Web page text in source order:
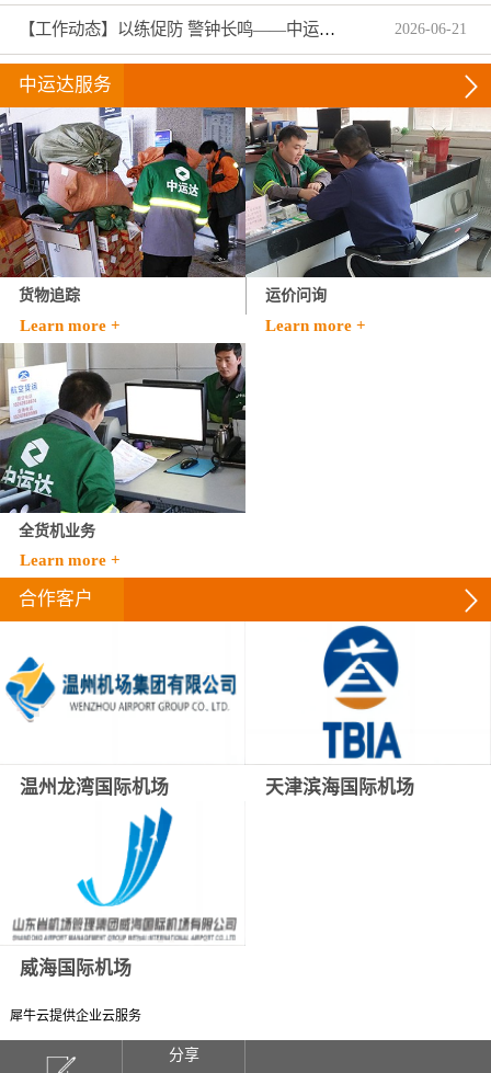
【工作动态】以练促防 警钟长鸣——中运达温州航服扎实开展2026年安全生产月专项演练与全员警示教育 2026-06-21
中运达服务
货物追踪
Learn more +
运价问询
Learn more +
全货机业务
Learn more +
合作客户
温州龙湾国际机场 天津滨海国际机场
威海国际机场
犀牛云提供企业云服务
分享